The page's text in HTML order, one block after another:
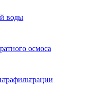
воды
осмоса